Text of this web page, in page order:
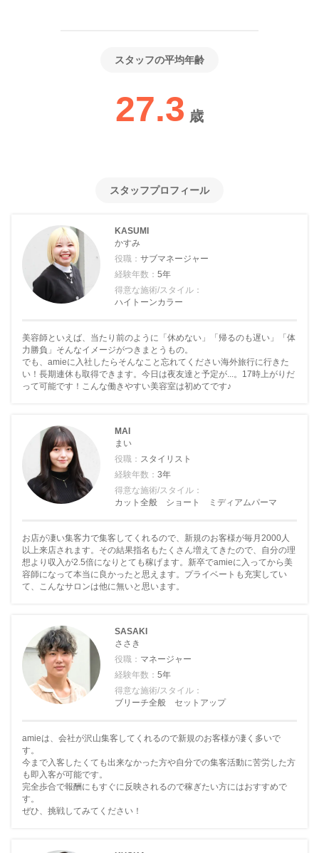
スタッフの平均年齢
27.3 歳
スタッフプロフィール
KASUMI
かすみ
役職： サブマネージャー
経験年数： 5年
得意な施術/スタイル：
ハイトーンカラー
美容師といえば、当たり前のように「休めない」「帰るのも遅い」「体
力勝負」そんなイメージがつきまとうもの。
でも、amieに入社したらそんなこと忘れてください海外旅行に行きた
い！長期連休も取得できます。今日は夜友達と予定が...。17時上がりだ
って可能です！こんな働きやすい美容室は初めてです♪
MAI
まい
役職： スタイリスト
経験年数： 3年
得意な施術/スタイル：
カット全般 ショート ミディアムパーマ
お店が凄い集客力で集客してくれるので、新規のお客様が毎月2000人
以上来店されます。その結果指名もたくさん増えてきたので、自分の理
想より収入が2.5倍になりとても稼げます。新卒でamieに入ってから美
容師になって本当に良かったと思えます。プライベートも充実してい
て、こんなサロンは他に無いと思います。
SASAKI
ささき
役職： マネージャー
経験年数： 5年
得意な施術/スタイル：
ブリーチ全般 セットアップ
amieは、会社が沢山集客してくれるので新規のお客様が凄く多いで
す。
今まで入客したくても出来なかった方や自分での集客活動に苦労した方
も即入客が可能です。
完全歩合で報酬にもすぐに反映されるので稼ぎたい方にはおすすめで
す。
ぜひ、挑戦してみてください！